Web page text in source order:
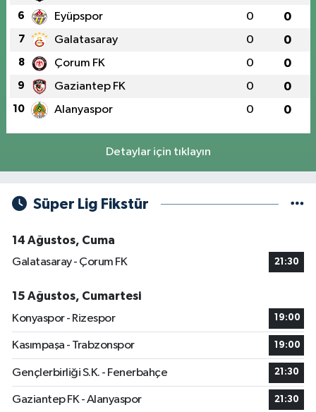
6 Eyüpspor 0 0
7 Galatasaray 0 0
8 Çorum FK 0 0
9 Gaziantep FK 0 0
10 Alanyaspor 0 0
Detaylar için tıklayın
Süper Lig Fikstür
14 Ağustos, Cuma
Galatasaray - Çorum FK
21:30
15 Ağustos, Cumartesi
Konyaspor - Rizespor
19:00
Kasımpaşa - Trabzonspor 19:00
Gençlerbirliği S.K. - Fenerbahçe 21:30
Gaziantep FK - Alanyaspor 21:30